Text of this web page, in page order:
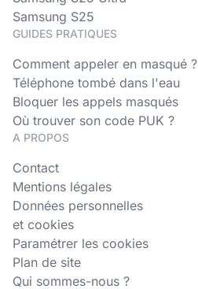
Samsung S25
GUIDES PRATIQUES
Comment appeler en masqué ?
Téléphone tombé dans l'eau
Bloquer les appels masqués
Où trouver son code PUK ?
A PROPOS
Contact
Mentions légales
Données personnelles
et cookies
Paramétrer les cookies
Plan de site
Qui sommes-nous ?